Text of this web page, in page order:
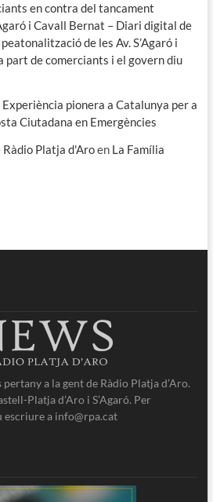
en contra del tancament
i Cavall Bernat – Diari digital de
peatonalització de les Av. S’Agaró i
part de comerciants i el govern diu
Experiència pionera a Catalunya per a
Ciutadana en Emergències
Platja d'Aroen La Família
a la gent de Ràdio Platja d’Aro.
Platja d’Aro i S’Agaró. Per
escriure a info@rpa.cat